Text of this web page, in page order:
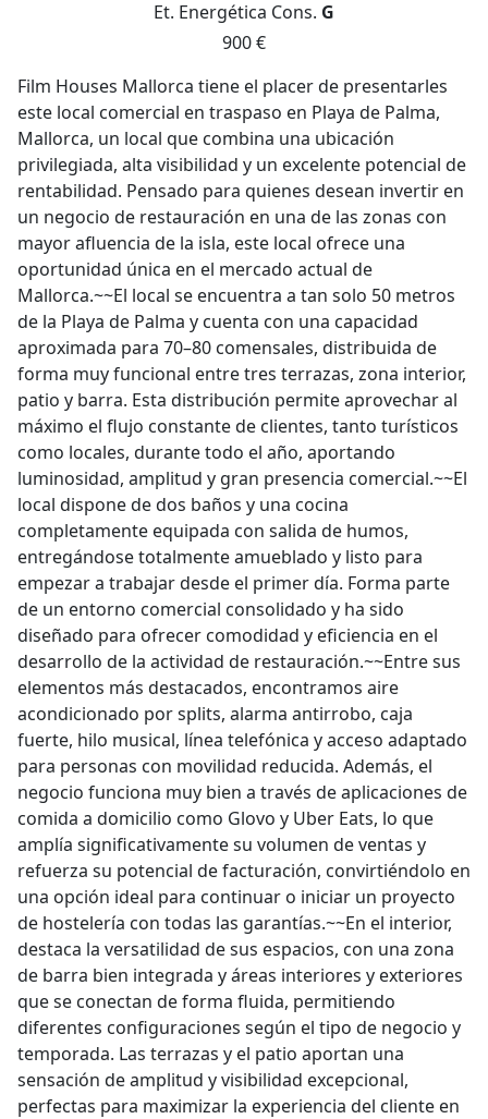
Et. Energética Cons. G
900 €
Film Houses Mallorca tiene el placer de presentarles
este local comercial en traspaso en Playa de Palma,
Mallorca, un local que combina una ubicación
privilegiada, alta visibilidad y un excelente potencial de
rentabilidad. Pensado para quienes desean invertir en
un negocio de restauración en una de las zonas con
mayor afluencia de la isla, este local ofrece una
oportunidad única en el mercado actual de
Mallorca.~~El local se encuentra a tan solo 50 metros
de la Playa de Palma y cuenta con una capacidad
aproximada para 70–80 comensales, distribuida de
forma muy funcional entre tres terrazas, zona interior,
patio y barra. Esta distribución permite aprovechar al
máximo el flujo constante de clientes, tanto turísticos
como locales, durante todo el año, aportando
luminosidad, amplitud y gran presencia comercial.~~El
local dispone de dos baños y una cocina
completamente equipada con salida de humos,
entregándose totalmente amueblado y listo para
empezar a trabajar desde el primer día. Forma parte
de un entorno comercial consolidado y ha sido
diseñado para ofrecer comodidad y eficiencia en el
desarrollo de la actividad de restauración.~~Entre sus
elementos más destacados, encontramos aire
acondicionado por splits, alarma antirrobo, caja
fuerte, hilo musical, línea telefónica y acceso adaptado
para personas con movilidad reducida. Además, el
negocio funciona muy bien a través de aplicaciones de
comida a domicilio como Glovo y Uber Eats, lo que
amplía significativamente su volumen de ventas y
refuerza su potencial de facturación, convirtiéndolo en
una opción ideal para continuar o iniciar un proyecto
de hostelería con todas las garantías.~~En el interior,
destaca la versatilidad de sus espacios, con una zona
de barra bien integrada y áreas interiores y exteriores
que se conectan de forma fluida, permitiendo
diferentes configuraciones según el tipo de negocio y
temporada. Las terrazas y el patio aportan una
sensación de amplitud y visibilidad excepcional,
perfectas para maximizar la experiencia del cliente en